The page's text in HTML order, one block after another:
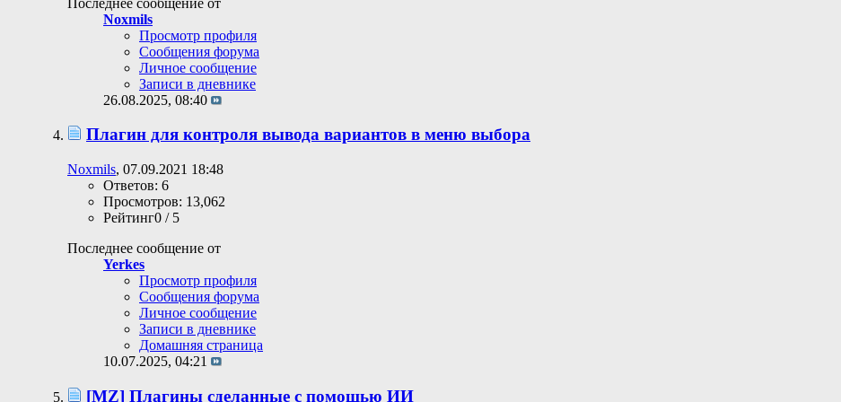
Noxmils
Просмотр профиля
Сообщения форума
Личное сообщение
Записи в дневнике
26.08.2025, 08:40
Плагин для контроля вывода вариантов в меню выбора
Noxmils, 07.09.2021 18:48
Ответов: 6
Просмотров: 13,062
Рейтинг0 / 5
Последнее сообщение от
Yerkes
Просмотр профиля
Сообщения форума
Личное сообщение
Записи в дневнике
Домашняя страница
10.07.2025, 04:21
[MZ] Плагины сделанные с помощью ИИ